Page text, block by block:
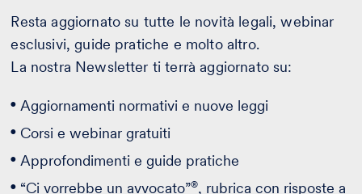
Resta aggiornato su tutte le novità legali, webinar
esclusivi, guide pratiche e molto altro.
La nostra Newsletter ti terrà aggiornato su:
Aggiornamenti normativi e nuove leggi
Corsi e webinar gratuiti
Approfondimenti e guide pratiche
“Ci vorrebbe un avvocato”®, rubrica con risposte a